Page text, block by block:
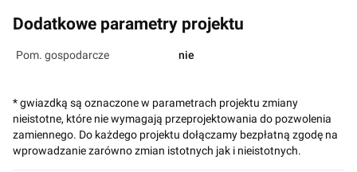
Dodatkowe parametry projektu
Pom. gospodarcze nie
* gwiazdką są oznaczone w parametrach projektu zmiany
nieistotne, które nie wymagają przeprojektowania do pozwolenia
zamiennego. Do każdego projektu dołączamy bezpłatną zgodę na
wprowadzanie zarówno zmian istotnych jak i nieistotnych.